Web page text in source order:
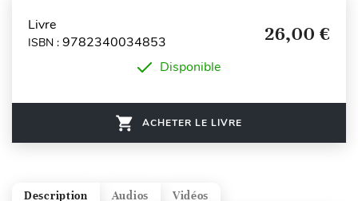
Livre
ISBN : 9782340034853 26,00 €
Disponible
ACHETER LE LIVRE
Vidéos
Audios
Description